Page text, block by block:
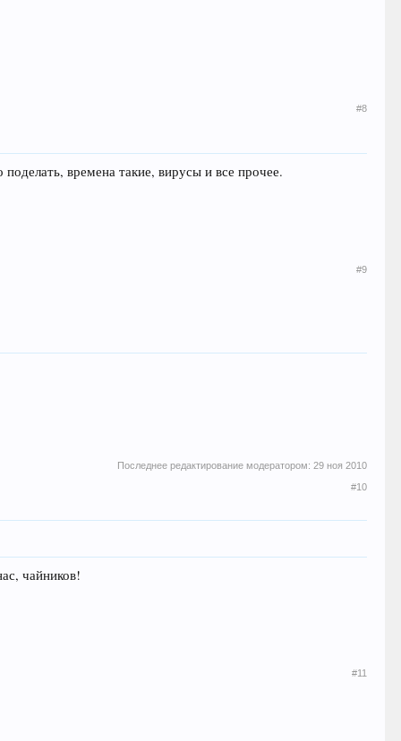
#8
времена такие, вирусы и все прочее.
#9
Последнее редактирование модератором: 29 ноя 2010
#10
чайников!
#11